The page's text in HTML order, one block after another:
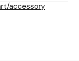
accessory